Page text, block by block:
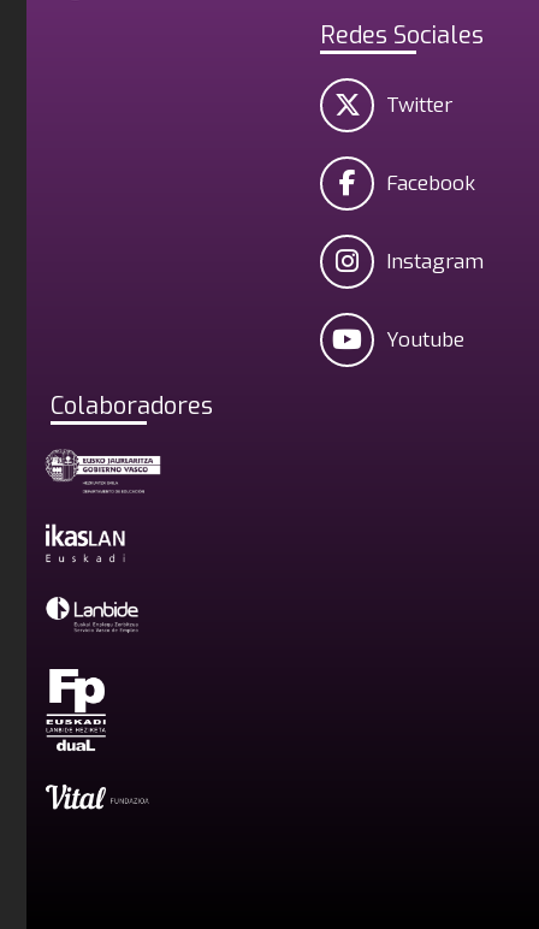
Redes Sociales
Twitter
Facebook
Instagram
Youtube
Colaboradores